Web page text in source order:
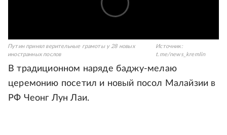
Путин принял верительные грамоты у 28 новых
иностранных послов
Источник:
t.me/news_kremlin
В традиционном наряде баджу-мелаю
церемонию посетил и новый посол Малайзии в
РФ Чеонг Лун Лаи.